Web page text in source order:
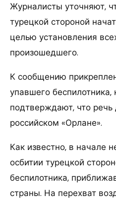
Журналисты уточняют,
турецкой стороной
целью установления
произошедшего.
К сообщению
упавшего беспилотника,
подтверждают, что речь
российском «Орлане».
Как известно, в начале
осбитии турецкой
беспилотника,
страны. На перехват